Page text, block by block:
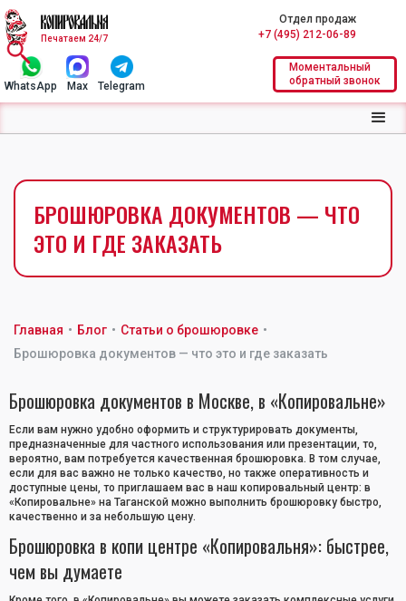
Печатаем 24/7
Отдел продаж
+7 (495) 212-06-89
WhatsApp Max Telegram
Моментальный
обратный звонок
БРОШЮРОВКА ДОКУМЕНТОВ — ЧТО
ЭТО И ГДЕ ЗАКАЗАТЬ
Главная • Блог • Статьи о брошюровке •
Брошюровка документов — что это и где заказать
Брошюровка документов в Москве, в «Копировальне»
Если вам нужно удобно оформить и структурировать документы,
предназначенные для частного использования или презентации, то,
вероятно, вам потребуется качественная брошюровка. В том случае,
если для вас важно не только качество, но также оперативность и
доступные цены, то приглашаем вас в наш копировальный центр: в
«Копировальне» на Таганской можно выполнить брошюровку быстро,
качественно и за небольшую цену.
Брошюровка в копи центре «Копировальня»: быстрее,
чем вы думаете